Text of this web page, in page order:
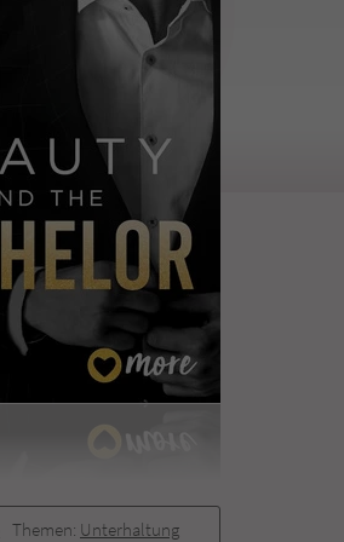
Themen: Unterhaltung